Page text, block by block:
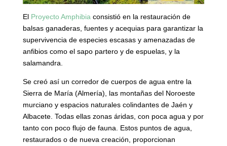
El Proyecto Amphibia consistió en la restauración de
balsas ganaderas, fuentes y acequias para garantizar la
supervivencia de especies escasas y amenazadas de
anfibios como el sapo partero y de espuelas, y la
salamandra.
Se creó así un corredor de cuerpos de agua entre la
Sierra de María (Almería), las montañas del Noroeste
murciano y espacios naturales colindantes de Jaén y
Albacete. Todas ellas zonas áridas, con poca agua y por
tanto con poco flujo de fauna. Estos puntos de agua,
restaurados o de nueva creación, proporcionan